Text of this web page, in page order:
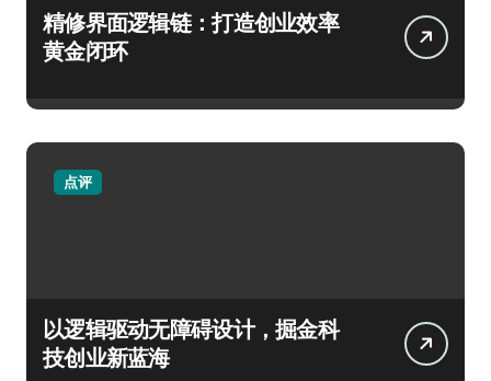
精修界面逻辑链：打造创业效率
黄金闭环
点评
以逻辑驱动无障碍设计，掘金科
技创业新蓝海